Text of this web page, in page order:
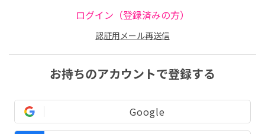
ログイン（登録済みの方）
認証用メール再送信
お持ちのアカウントで登録する
Google